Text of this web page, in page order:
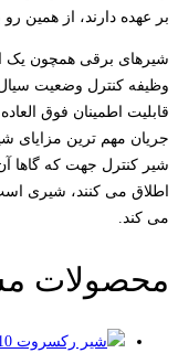
بر عهده دارند، از همین
شیرهای برقی همچون یک
وظیفه کنترل وضعیت
قابلیت اطمینان فوق
جریان مهم ترین مزایای
شیر کنترل جهت که گاها
اطلاق می کنند، شیری
می کند.
محصولات